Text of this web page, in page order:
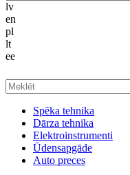
lv
en
pl
lt
ee
Spēka tehnika
Dārza tehnika
Elektroinstrumenti
Ūdensapgāde
Auto preces